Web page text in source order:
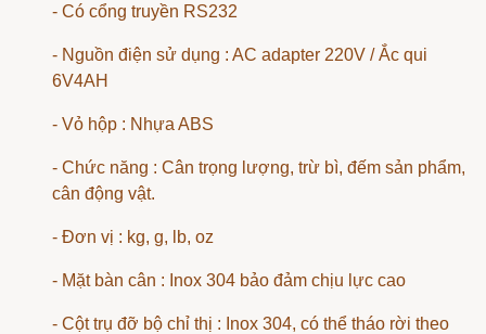
- Có cổng truyền RS232
- Nguồn điện sử dụng : AC adapter 220V / Ắc qui
6V4AH
- Vỏ hộp : Nhựa ABS
- Chức năng : Cân trọng lượng, trừ bì, đếm sản phẩm,
cân động vật.
- Đơn vị : kg, g, lb, oz
- Mặt bàn cân : Inox 304 bảo đảm chịu lực cao
- Cột trụ đỡ bộ chỉ thị : Inox 304, có thể tháo rời theo